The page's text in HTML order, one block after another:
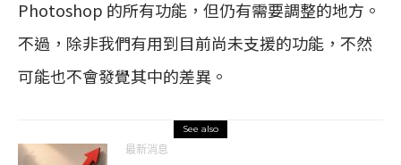
Photoshop 的所有功能，但仍有需要調整的地方。
不過，除非我們有用到目前尚未支援的功能，不然
可能也不會發覺其中的差異。
See also
最新消息